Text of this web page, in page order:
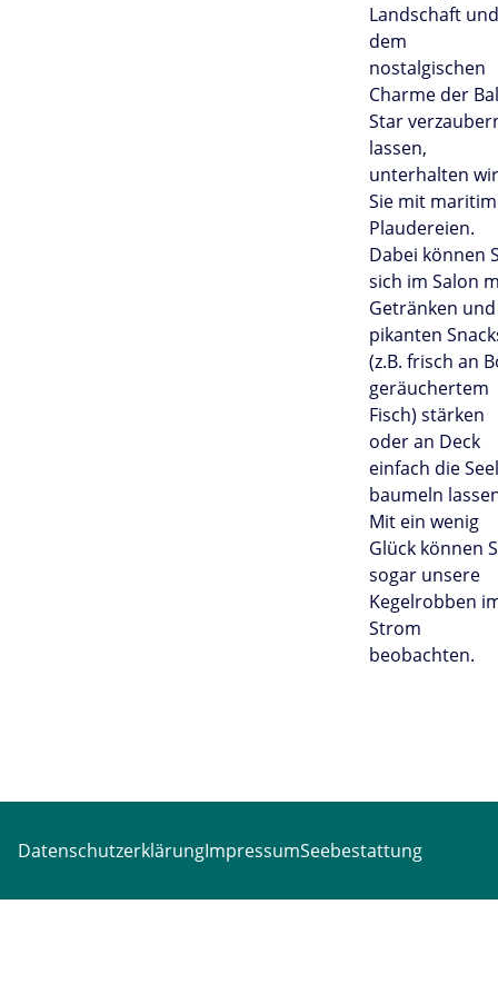
Landschaft und
dem
nostalgischen
Charme der
Star
lassen,
unterhalten wir
Sie mit
Plaudereien.
Dabei können
sich im Salon
Getränken und
pikanten
(z.B. frisch an
geräuchertem
Fisch) stärken
oder an Deck
einfach die
baumeln
Mit ein wenig
Glück können
sogar unsere
Kegelrobben
Strom
beobachten.
DatenschutzerklärungImpressumSeebestattung